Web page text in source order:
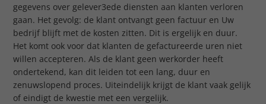
gegevens over gelever3ede diensten aan klanten verloren
gaan. Het gevolg: de klant ontvangt geen factuur en Uw
bedrijf blijft met de kosten zitten. Dit is ergelijk en duur.
Het komt ook voor dat klanten de gefactureerde uren niet
willen accepteren. Als de klant geen werkorder heeft
ondertekend, kan dit leiden tot een lang, duur en
zenuwslopend proces. Uiteindelijk krijgt de klant vaak gelijk
of eindigt de kwestie met een vergelijk.